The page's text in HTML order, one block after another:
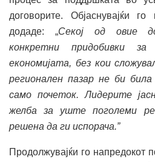
договорите. Објаснувајќи
додаде: „Секој од овие
конкретни придобивки
економијата, без кои
регионален пазар не би
само почеток. Лидерите
желба за уште поголеми
решена да ги испорача.”
Продолжувајќи го напредокот